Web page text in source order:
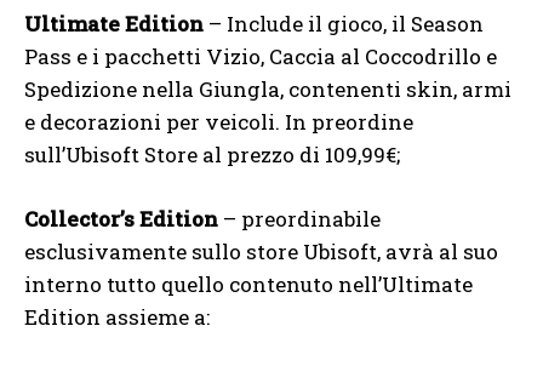
Ultimate Edition – Include il gioco, il Season
Pass e i pacchetti Vizio, Caccia al Coccodrillo e
Spedizione nella Giungla, contenenti skin, armi
e decorazioni per veicoli. In preordine
sull’Ubisoft Store al prezzo di 109,99€;
Collector’s Edition – preordinabile
esclusivamente sullo store Ubisoft, avrà al suo
interno tutto quello contenuto nell’Ultimate
Edition assieme a: